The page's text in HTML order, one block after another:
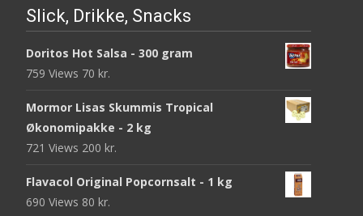
Slick, Drikke, Snacks
Doritos Hot Salsa - 300 gram
759 Views 70 kr.
Mormor Lisas Skummis Tropical
Økonomipakke - 2 kg
721 Views 200 kr.
Flavacol Original Popcornsalt - 1 kg
690 Views 80 kr.